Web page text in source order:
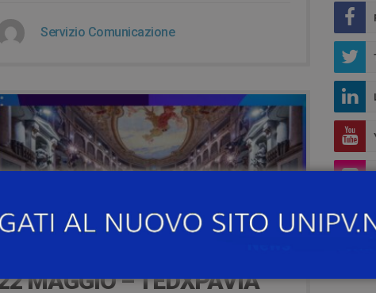
Servizio Comunicazione
Maggio 2021
MAGGIO – TEDXPAVIA